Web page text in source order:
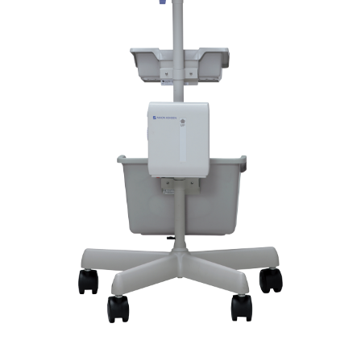
электродов и ведение
сеансов кортикальной
Функциональное/Языковое
картирование
Улучшенное управление временем
Программное обеспечение
предоставляет удобный
интерфейс для управления
участками стимуляции.